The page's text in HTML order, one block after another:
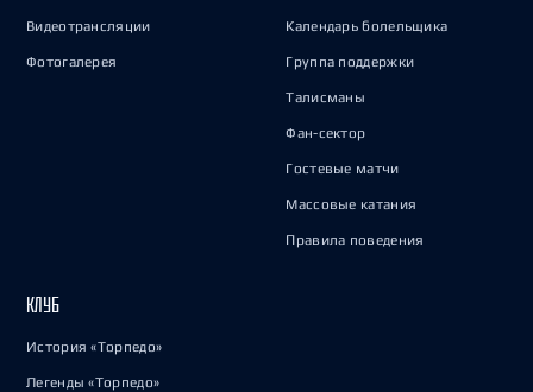
Видеотрансляции
Фотогалерея
Календарь болельщика
Группа поддержки
Талисманы
Фан-сектор
Гостевые матчи
Массовые катания
Правила поведения
КЛУБ
История «Торпедо»
Легенды «Торпедо»